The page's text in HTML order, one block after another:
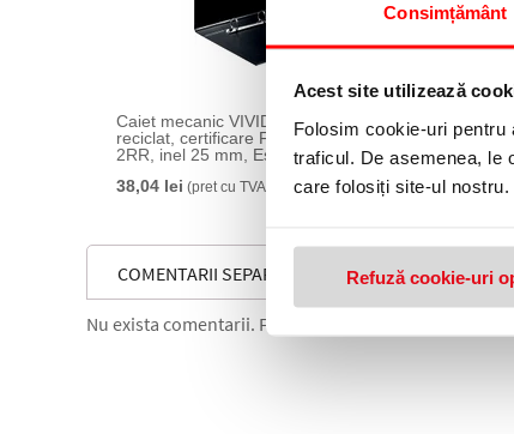
Consimțământ
Acest site utilizează
Folosim cookie-uri
traficul. De asemenea, le
care folosiți site-ul nostru.
Refuză cookie-uri
Caiet mecanic VIVIDA, PP/PP, partial
reciclat, certificare FSC, A5, mecanism
2RR, inel 25 mm, Esselte negru
38,04 lei (pret cu TVA)
Biblioraft No.1
mm,
COMENTARII SEPARATOARE DIN PLASTIC
Nu exista comentarii. Fii primul care comenteaza